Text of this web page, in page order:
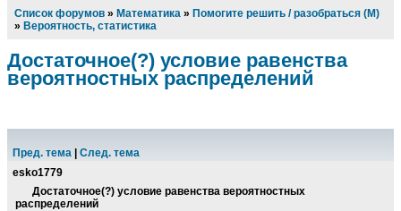
Список форумов » Математика » Помогите решить / разобраться (М)
» Вероятность, статистика
Достаточное(?) условие равенства
вероятностных распределений
Пред. тема
След. тема
esko1779
Достаточное(?) условие равенства вероятностных
распределений